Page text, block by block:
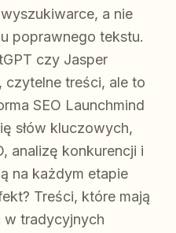
a nie
poprawnego tekstu.
czy Jasper
czytelne treści, ale to
SEO Launchmind
słów kluczowych,
analizę konkurencji i
na każdym etapie
Treści, które mają
w tradycyjnych